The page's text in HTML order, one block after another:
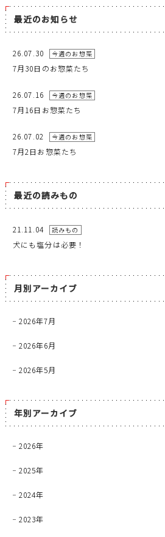
最近のお知らせ
26.07.30 今週のお惣菜
7月30日のお惣菜たち
26.07.16 今週のお惣菜
7月16日お惣菜たち
26.07.02 今週のお惣菜
7月2日お惣菜たち
最近の読みもの
21.11.04 読みもの
犬にも塩分は必要！
月別アーカイブ
2026年7月
2026年6月
2026年5月
年別アーカイブ
2026年
2025年
2024年
2023年